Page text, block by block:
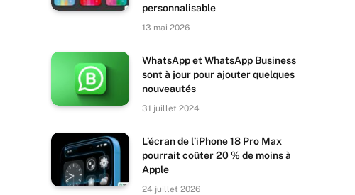
personnalisable
13 mai 2026
WhatsApp et WhatsApp Business
sont à jour pour ajouter quelques
nouveautés
31 juillet 2024
L’écran de l’iPhone 18 Pro Max
pourrait coûter 20 % de moins à
Apple
24 juillet 2026